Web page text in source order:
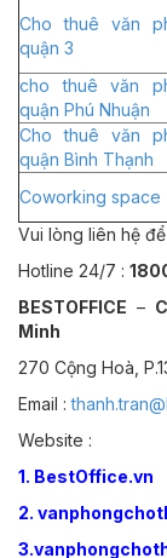
Cho thuê văn
quận 3
cho thuê văn
quận Phú Nhuận
Cho thuê văn
quận Bình Thạnh
Coworking space
Vui lòng liên hệ
Hotline 24/7 :
BESTOFFICE –
Minh
270 Cộng Hoà,
Email :
Website :
1. BestOffice.vn
2.